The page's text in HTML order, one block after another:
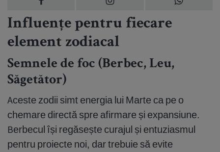
Influențe pentru fiecare
element zodiacal
Semnele de foc (Berbec, Leu,
Săgetător)
Aceste zodii simt energia lui Marte ca pe o
chemare directă spre afirmare și expansiune.
Berbecul își regăsește curajul și entuziasmul
pentru proiecte noi, dar trebuie să evite